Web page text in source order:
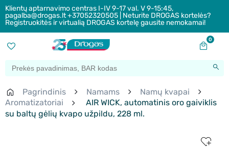
Klientų aptarnavimo centras I-IV 9-17 val. V 9-15:45,
pagalba@drogas.lt +37052320505 | Neturite DROGAS kortelės?
Registruokitės ir virtualią DROGAS kortelę gausite nemokamai!
0
Pagrindinis Namams
Namų kvapai
Aromatizatoriai
AIR WICK, automatinis oro gaiviklis
su baltų gėlių kvapo užpildu, 228 ml.